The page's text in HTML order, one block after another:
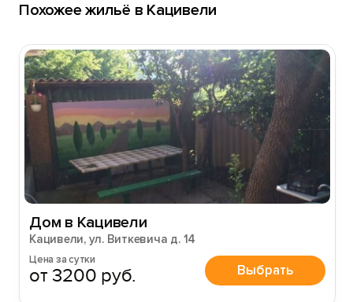
Похожее жильё в Кацивели
Дом в Кацивели
Кацивели, ул. Виткевича д. 14
Цена за сутки
от 3200 руб. Выбрать
Вход на сайт
Войти или Зарегистрироваться